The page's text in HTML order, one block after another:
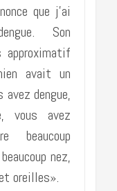
que j’ai
Son
approximatif
avait un
avez dengue,
vous avez
beaucoup
nez,
oreilles».